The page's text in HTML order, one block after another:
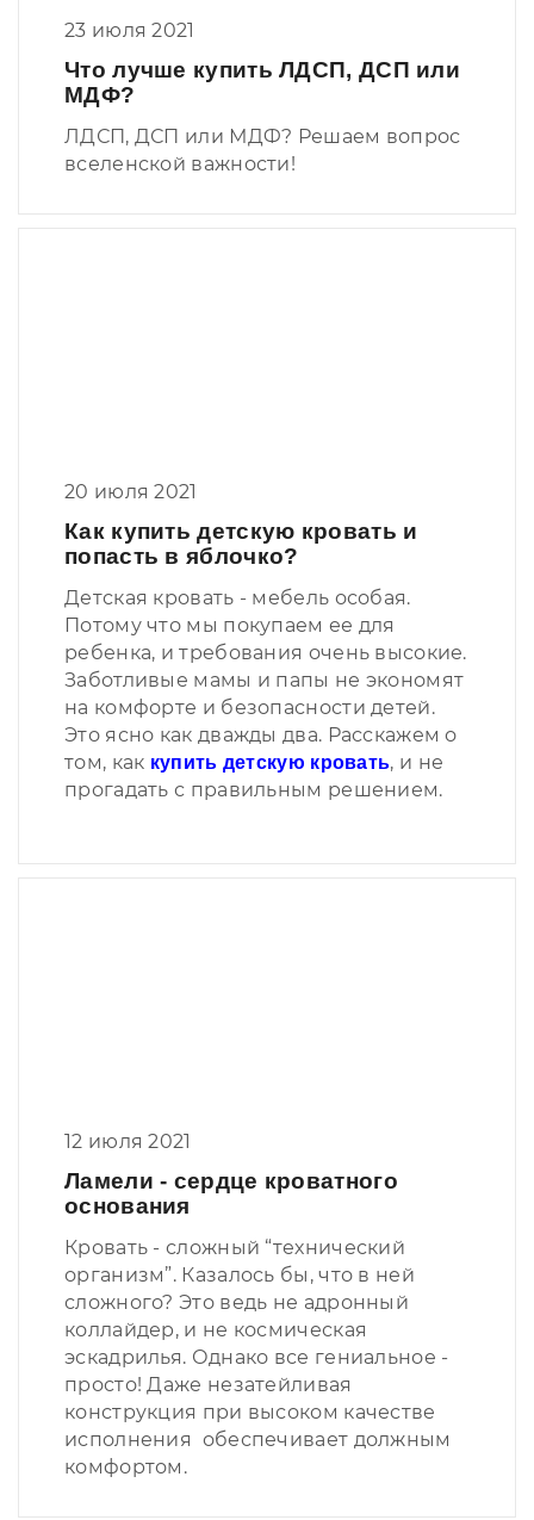
23 июля 2021
Что лучше купить ЛДСП, ДСП или
МДФ?
ЛДСП, ДСП или МДФ? Решаем вопрос
вселенской важности!
20 июля 2021
Как купить детскую кровать и
попасть в яблочко?
Детская кровать - мебель особая.
Потому что мы покупаем ее для
ребенка, и требования очень высокие.
Заботливые мамы и папы не экономят
на комфорте и безопасности детей.
Это ясно как дважды два. Расскажем о
том, как купить детскую кровать, и не
прогадать с правильным решением.
12 июля 2021
Ламели - сердце кроватного
основания
Кровать - сложный “технический
организм”. Казалось бы, что в ней
сложного? Это ведь не адронный
коллайдер, и не космическая
эскадрилья. Однако все гениальное -
просто! Даже незатейливая
конструкция при высоком качестве
исполнения обеспечивает должным
комфортом.